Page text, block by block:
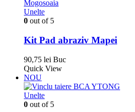
Unelte
0 out of 5
Kit Pad abraziv Mapei
90,75 lei Buc
Quick View
NOU
Unelte
0 out of 5